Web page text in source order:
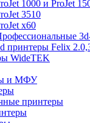
1000 и ProJet
3510
x60
принтеры Felix
WideTEK
и МФУ
принтеры